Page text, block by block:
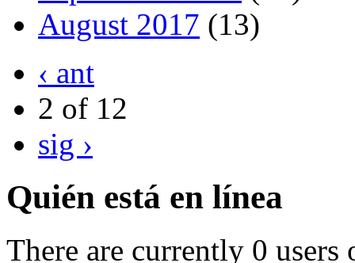
August 2017 (13)
‹ ant
2 of 12
sig ›
Quién está en línea
There are currently 0 users